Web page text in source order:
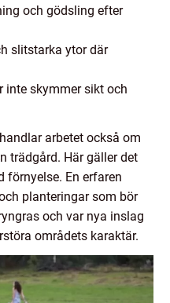
och gödsling efter
slitstarka ytor där
inte skymmer sikt och
arbetet också om
trädgård. Här gäller det
förnyelse. En erfaren
planteringar som bör
och var nya inslag
områdets karaktär.